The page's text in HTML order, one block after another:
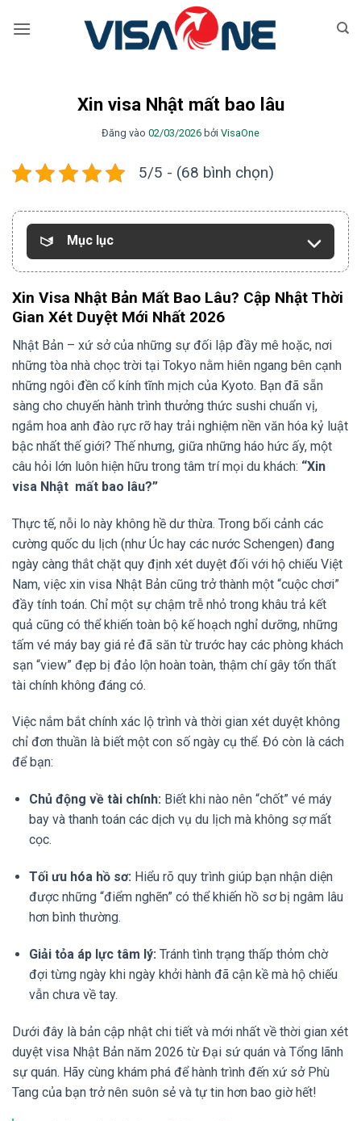
qua
Xin visa Nhật mất bao lâu
Đăng vào 02/03/2026 bởi VisaOne
5/5 - (68 bình chọn)
Mục lục
Xin Visa Nhật Bản Mất Bao Lâu? Cập Nhật Thời
Gian Xét Duyệt Mới Nhất 2026
Nhật Bản – xứ sở của những sự đối lập đầy mê hoặc, nơi
những tòa nhà chọc trời tại Tokyo nằm hiên ngang bên cạnh
những ngôi đền cổ kính tĩnh mịch của Kyoto. Bạn đã sẵn
sàng cho chuyến hành trình thưởng thức sushi chuẩn vị,
ngắm hoa anh đào rực rỡ hay trải nghiệm nền văn hóa kỷ luật
bậc nhất thế giới? Thế nhưng, giữa những háo hức ấy, một
câu hỏi lớn luôn hiện hữu trong tâm trí mọi du khách: “Xin
visa Nhật mất bao lâu?”
Thực tế, nỗi lo này không hề dư thừa. Trong bối cảnh các
cường quốc du lịch (như Úc hay các nước Schengen) đang
ngày càng thắt chặt quy định xét duyệt đối với hộ chiếu Việt
Nam, việc xin visa Nhật Bản cũng trở thành một “cuộc chơi”
đầy tính toán. Chỉ một sự chậm trễ nhỏ trong khâu trả kết
quả cũng có thể khiến toàn bộ kế hoạch nghỉ dưỡng, những
tấm vé máy bay giá rẻ đã săn từ trước hay các phòng khách
sạn “view” đẹp bị đảo lộn hoàn toàn, thậm chí gây tổn thất
tài chính không đáng có.
Việc nắm bắt chính xác lộ trình và thời gian xét duyệt không
chỉ đơn thuần là biết một con số ngày cụ thể. Đó còn là cách
để bạn:
Chủ động về tài chính: Biết khi nào nên “chốt” vé máy
bay và thanh toán các dịch vụ du lịch mà không sợ mất
cọc.
Tối ưu hóa hồ sơ: Hiểu rõ quy trình giúp bạn nhận diện
được những “điểm nghẽn” có thể khiến hồ sơ bị ngâm lâu
hơn bình thường.
Giải tỏa áp lực tâm lý: Tránh tình trạng thấp thỏm chờ
đợi từng ngày khi ngày khởi hành đã cận kề mà hộ chiếu
vẫn chưa về tay.
Dưới đây là bản cập nhật chi tiết và mới nhất về thời gian xét
duyệt visa Nhật Bản năm 2026 từ Đại sứ quán và Tổng lãnh
sự quán. Hãy cùng khám phá để hành trình đến xứ sở Phù
Tang của bạn trở nên suôn sẻ và tự tin hơn bao giờ hết!